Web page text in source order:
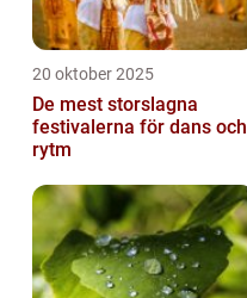
20 oktober 2025
De mest storslagna
festivalerna för dans och
rytm